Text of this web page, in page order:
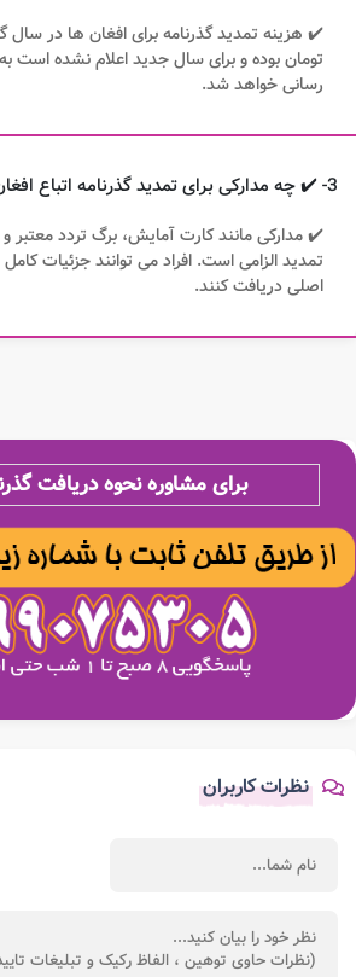
تومان بوده و برای سال جدید اعلام نشده است
رسانی خواهد شد.
3- ✔️ چه مدارکی برای تمدید گذرنامه اتباع افغان موردنیاز است؟
✔️ مدارکی مانند کارت آمایش، برگ تردد معتبر
تمدید الزامی است. افراد می توانند جزئیات کامل
اصلی دریافت کنند.
برای مشاوره نحوه دریافت
نظرات کاربران